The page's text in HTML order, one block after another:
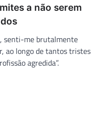
a não serem
senti-me brutalmente
ao longo de tantos tristes
agredida”.